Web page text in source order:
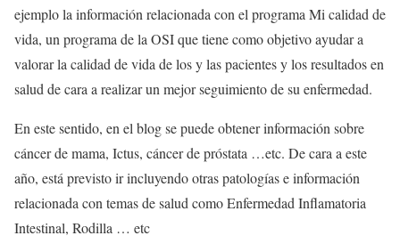
ejemplo la información relacionada con el programa Mi calidad de
vida, un programa de la OSI que tiene como objetivo ayudar a
valorar la calidad de vida de los y las pacientes y los resultados en
salud de cara a realizar un mejor seguimiento de su enfermedad.
En este sentido, en el blog se puede obtener información sobre
cáncer de mama, Ictus, cáncer de próstata …etc. De cara a este
año, está previsto ir incluyendo otras patologías e información
relacionada con temas de salud como Enfermedad Inflamatoria
Intestinal, Rodilla … etc